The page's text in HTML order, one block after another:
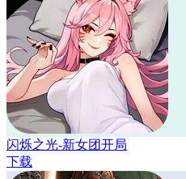
闪烁之光-新女团开局
下载